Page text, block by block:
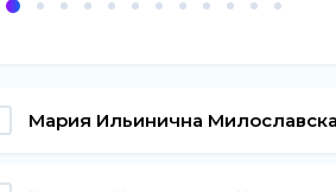
Мария Ильинична